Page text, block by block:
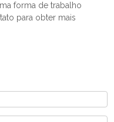
forma de trabalho
para obter mais